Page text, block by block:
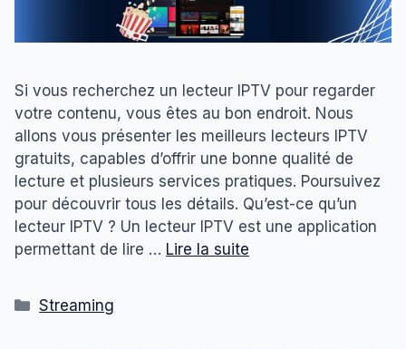
Si vous recherchez un lecteur IPTV pour regarder
votre contenu, vous êtes au bon endroit. Nous
allons vous présenter les meilleurs lecteurs IPTV
gratuits, capables d’offrir une bonne qualité de
lecture et plusieurs services pratiques. Poursuivez
pour découvrir tous les détails. Qu’est-ce qu’un
lecteur IPTV ? Un lecteur IPTV est une application
permettant de lire … Lire la suite
Catégories
Streaming